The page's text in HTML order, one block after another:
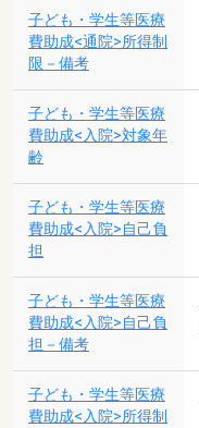
子ども・学生等医療
費助成<通院>所得制
限－備考
子ども・学生等医療
費助成<入院>対象年
齢
子ども・学生等医療
費助成<入院>自己負
担
子ども・学生等医療
費助成<入院>自己負
担－備考
子ども・学生等医療
費助成<入院>所得制